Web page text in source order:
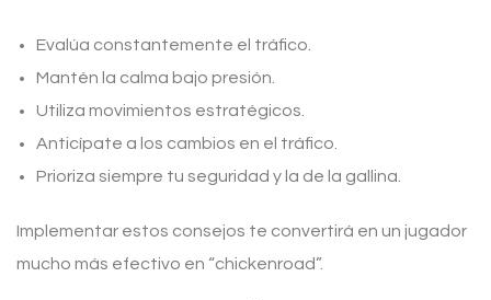
Evalúa constantemente el tráfico.
Mantén la calma bajo presión.
Utiliza movimientos estratégicos.
Anticípate a los cambios en el tráfico.
Prioriza siempre tu seguridad y la de la gallina.
Implementar estos consejos te convertirá en un jugador
mucho más efectivo en “chickenroad”.